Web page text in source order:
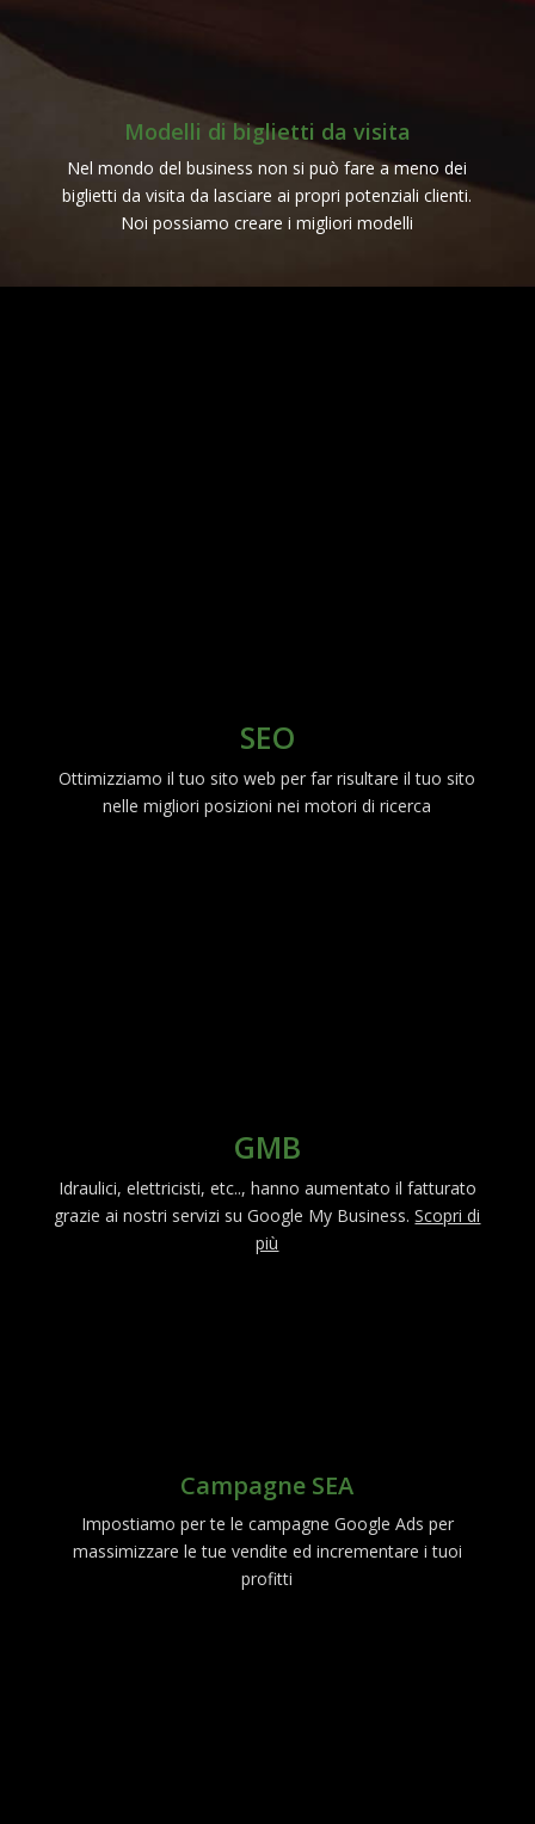
Modelli di biglietti da visita
Nel mondo del business non si può fare a meno dei
biglietti da visita da lasciare ai propri potenziali clienti.
Noi possiamo creare i migliori modelli
SEO
Ottimizziamo il tuo sito web per far risultare il tuo sito
nelle migliori posizioni nei motori di ricerca
GMB
Idraulici, elettricisti, etc.., hanno aumentato il fatturato
grazie ai nostri servizi su Google My Business.Scopri di
più
Campagne SEA
Impostiamo per te le campagne Google Ads per
massimizzare le tue vendite ed incrementare i tuoi
profitti